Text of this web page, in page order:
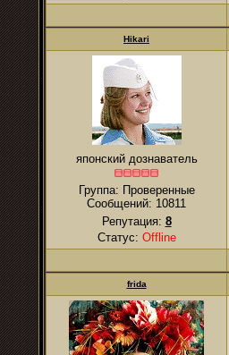
Hikari
японский дознаватель
Группа: Проверенные
Сообщений: 10811
Репутация: 8
Статус: Offline
frida